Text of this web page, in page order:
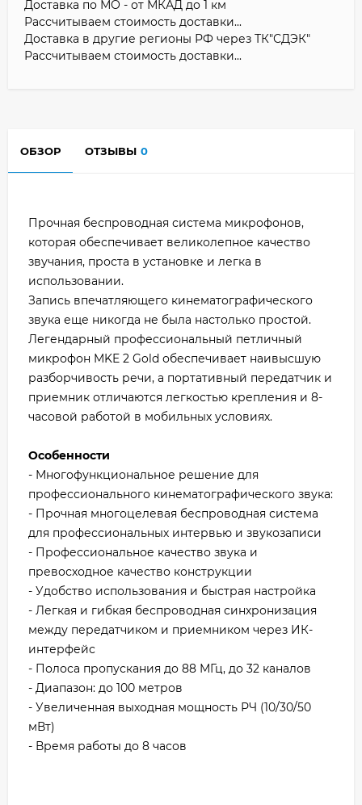
Доставка по МО - от МКАД до 1 км
Рассчитываем стоимость доставки...
Доставка в другие регионы РФ через ТК"СДЭК"
Рассчитываем стоимость доставки...
ОБЗОР ОТЗЫВЫ 0
Прочная беспроводная система микрофонов,
которая обеспечивает великолепное качество
звучания, проста в установке и легка в
использовании.
Запись впечатляющего кинематографического
звука еще никогда не была настолько простой.
Легендарный профессиональный петличный
микрофон MKE 2 Gold обеспечивает наивысшую
разборчивость речи, а портативный передатчик и
приемник отличаются легкостью крепления и 8-
часовой работой в мобильных условиях.
Особенности
- Многофункциональное решение для
профессионального кинематографического звука:
- Прочная многоцелевая беспроводная система
для профессиональных интервью и звукозаписи
- Профессиональное качество звука и
превосходное качество конструкции
- Удобство использования и быстрая настройка
- Легкая и гибкая беспроводная синхронизация
между передатчиком и приемником через ИК-
интерфейс
- Полоса пропускания до 88 МГц, до 32 каналов
- Диапазон: до 100 метров
- Увеличенная выходная мощность РЧ (10/30/50
мВт)
- Время работы до 8 часов